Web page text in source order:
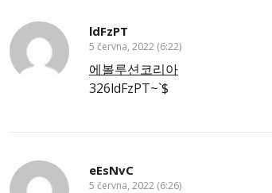
ldFzPT
5 června, 2022 (6:22)
에볼루션코리아
326ldFzPT~`$
eEsNvC
5 června, 2022 (6:26)